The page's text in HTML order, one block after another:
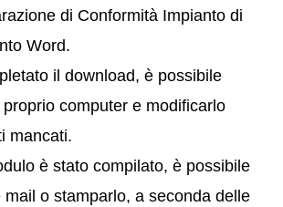
di Conformità Impianto di
Word.
il download, è possibile
computer e modificarlo
mancati.
è stato compilato, è possibile
mail o stamparlo, a seconda delle